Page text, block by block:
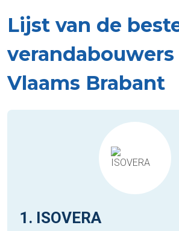
Lijst van de
Vlaams Brabant
1. ISOVERA